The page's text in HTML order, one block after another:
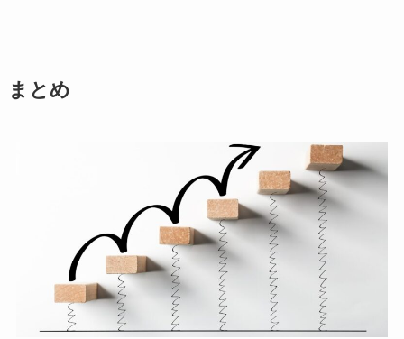
まとめ